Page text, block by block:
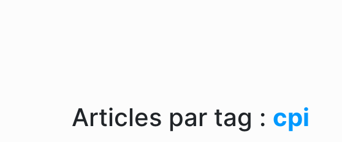
Articles par tag : cpi